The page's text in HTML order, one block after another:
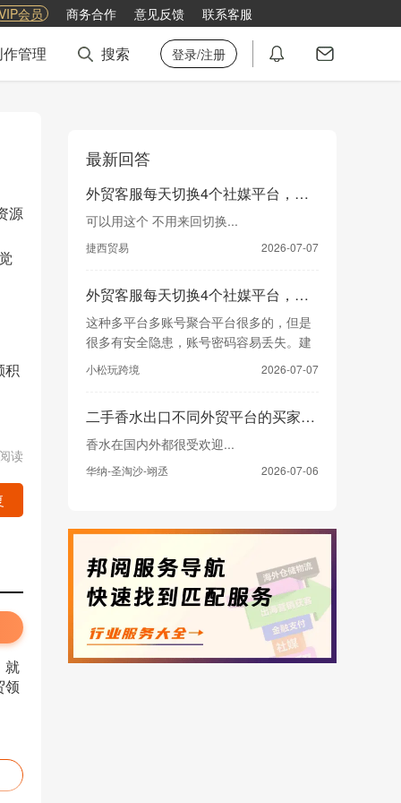
会员 商务合作 意见反馈 联系客服
管理 搜索 登录/注册
源
读
就
领
最新回答
外贸客服每天切换4个社媒平台，有没有聚合工具？
可以用这个 不用来回切换...
捷西贸易 2026-07-07
外贸客服每天切换4个社媒平台，有没有聚合工具？
这种多平台多账号聚合平台很多的，但是
很多有安全隐患，账号密码容易丢失。建
议你多调研一下，选择...
小松玩跨境 2026-07-07
二手香水出口不同外贸平台的买家市场主要集中在哪里，政策上需要注意什么
香水在国内外都很受欢迎...
华纳-圣淘沙-翊丞 2026-07-06